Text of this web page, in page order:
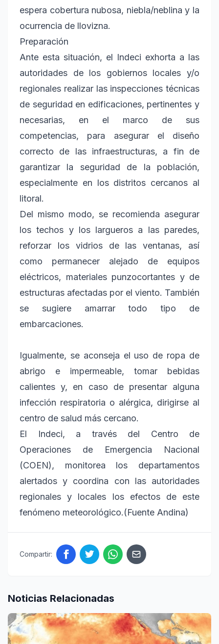
espera cobertura nubosa, niebla/neblina y la
ocurrencia de llovizna.
Preparación
Ante esta situación, el Indeci exhorta a las
autoridades de los gobiernos locales y/o
regionales realizar las inspecciones técnicas
de seguridad en edificaciones, pertinentes y
necesarias, en el marco de sus
competencias, para asegurar el diseño
correcto de las infraestructuras, a fin de
garantizar la seguridad de la población,
especialmente en los distritos cercanos al
litoral.
Del mismo modo, se recomienda asegurar
los techos y los largueros a las paredes,
reforzar los vidrios de las ventanas, así
como permanecer alejado de equipos
eléctricos, materiales punzocortantes y de
estructuras afectadas por el viento. También
se sugiere amarrar todo tipo de
embarcaciones.
Igualmente, se aconseja el uso de ropa de
abrigo e impermeable, tomar bebidas
calientes y, en caso de presentar alguna
infección respiratoria o alérgica, dirigirse al
centro de salud más cercano.
El Indeci, a través del Centro de
Operaciones de Emergencia Nacional
(COEN), monitorea los departamentos
alertados y coordina con las autoridades
regionales y locales los efectos de este
fenómeno meteorológico.(Fuente Andina)
Compartir:
Noticias Relacionadas